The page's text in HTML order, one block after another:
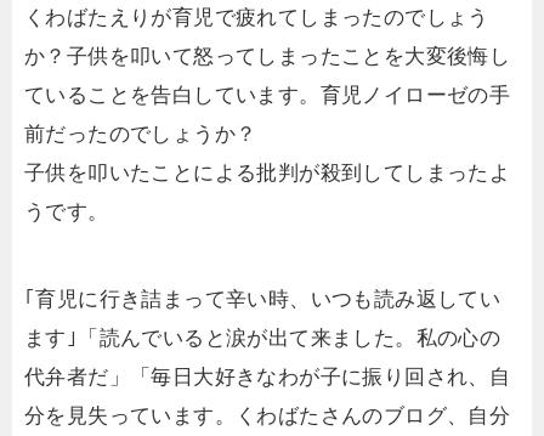
くわばたえりが育児で疲れてしまったのでしょう
か？子供を叩いて怒ってしまったことを大変後悔し
ていることを告白しています。育児ノイローゼの手
前だったのでしょうか？
子供を叩いたことによる批判が殺到してしまったよ
うです。
｢育児に行き詰まって辛い時、いつも読み返してい
ます｣「読んでいると涙が出て来ました。私の心の
代弁者だ」「毎日大好きなわが子に振り回され、自
分を見失っています。くわばたさんのブログ、自分